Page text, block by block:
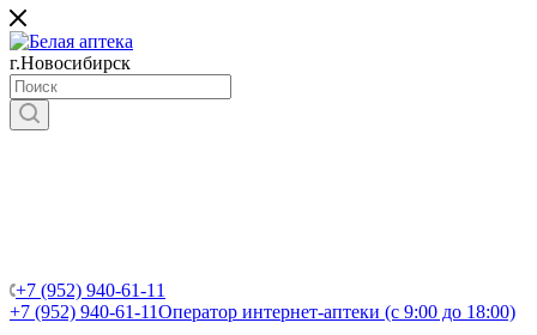
г.Новосибирск
+7 (952) 940-61-11
+7 (952) 940-61-11Оператор интернет-аптеки (с 9:00 до 18:00)